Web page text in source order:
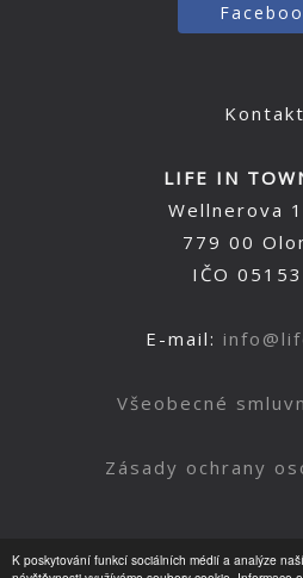
K poskytování funkcí sociálních médií a analýze naší
LIFE IN
Wellnerova
779 00
IČO
E-mail:
Všeobecné
Zásady ochrany